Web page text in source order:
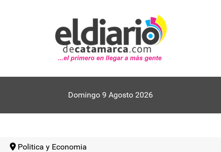
Domingo 9 Agosto 2026
Politica y Economia